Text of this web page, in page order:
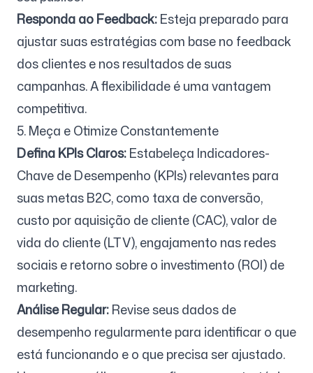
Responda ao Feedback:Esteja preparado para
ajustar suas estratégias com base no feedback
dos clientes e nos resultados de suas
campanhas. A flexibilidade é uma vantagem
competitiva.
5. Meça e Otimize Constantemente
Defina KPIs Claros:Estabeleça Indicadores-
Chave de Desempenho (KPIs) relevantes para
suas metas B2C, como taxa de conversão,
custo por aquisição de cliente (CAC), valor de
vida do cliente (LTV), engajamento nas redes
sociais e retorno sobre o investimento (ROI) de
marketing.
Análise Regular:Revise seus dados de
desempenho regularmente para identificar o que
está funcionando e o que precisa ser ajustado.